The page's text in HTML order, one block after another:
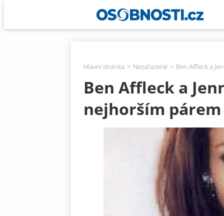
Hlavní stránka Nezařazené Ben Affleck a
Ben Affleck a
nejhorším